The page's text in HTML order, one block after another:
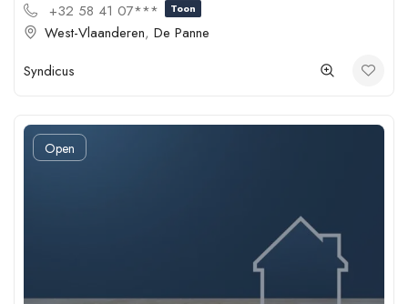
+32 58 41 07***
Toon
West-Vlaanderen, De Panne
Syndicus
Open